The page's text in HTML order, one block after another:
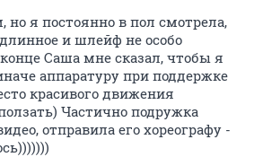
но я постоянно в пол смотрела,
и шлейф не особо
Саша мне сказал, чтобы я
аппаратуру при поддержке
красивого движения
Частично подружка
отправила его хореографу -